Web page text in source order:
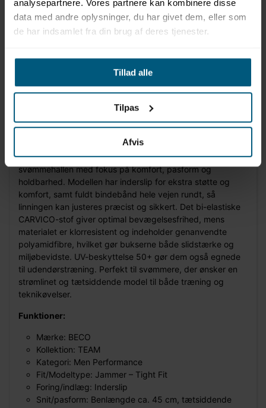
analysepartnere. Vores partnere kan kombinere disse
data med andre oplysninger, du har givet dem, eller som
de har indsamlet fra din brug af deres tjenester.
Tillad alle
Tilpas
Afvis
Information Specifikationer
BECO TEAM Jammer er skabt til intensiv brug i
svømmehallen med fokus på komfort, pasform og
holdbarhed. Modellen har inderslip for ekstra støtte og
komfort, samt fuldt bindebånd hele vejen rundt, så
linningen kan justeres præcist og sikkert. Det bi-elastiske
CARVICO-stof giver optimal bevægelsesfrihed, mens
materialet er klorresistent og indeholder genanvendte
polyamidfibre, hvilket gør bukserne både slidstærke og
miljøbevidste. UV-beskyttelse 50+ gør dem også egnede
til udendørstræning. Perfekt til svømmere, der ønsker en
strømlinet og tætsiddende model til både træning og
teknikøvelser.
Funktioner:
Mærke: BECO
Kollektion: TEAM
Kategori: Men Performance
Fit/Modeltype: Jammer – Tight Fit
Foring/indlæg: Inderslip
Snit/pasform: Benlængde ca. 45 cm, tætsiddende